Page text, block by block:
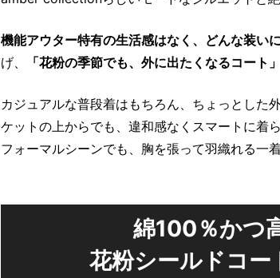
機能アウター特有の生活感はなく、どんな装い
げ、
「花粉の季節でも、外に出たくなるコート」
カジュアルな普段着はもちろん、ちょっとした
ケットの上からでも、違和感なくスマートに着
フォーマルシーンでも、胸を張って羽織れる一着
綿100％かつ
花粉シールドコ